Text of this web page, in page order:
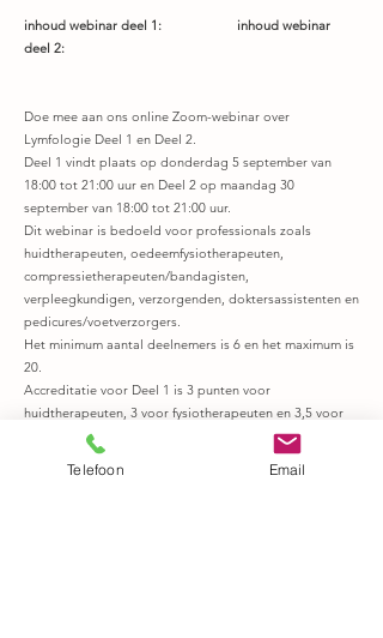
inhoud webinar deel 1:
inhoud webinar
deel 2:
Doe mee aan ons online Zoom-webinar over
Lymfologie Deel 1 en Deel 2.
Deel 1 vindt plaats op donderdag 5 september van
18:00 tot 21:00 uur en Deel 2 op maandag 30
september van 18:00 tot 21:00 uur.
Dit webinar is bedoeld voor professionals zoals
huidtherapeuten, oedeemfysiotherapeuten,
compressietherapeuten/bandagisten,
verpleegkundigen, verzorgenden, doktersassistenten en
pedicures/voetverzorgers.
Het minimum aantal deelnemers is 6 en het maximum is
20.
Accreditatie voor Deel 1 is 3 punten voor
huidtherapeuten, 3 voor fysiotherapeuten en 3,5 voor
CvC (SEMH).
Accreditatie voor Deel 2 is 3 punten huidtherapeuten
en 3 voor fysiotherapie (oedeem).
Telefoon Email